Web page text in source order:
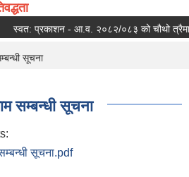
स्वत: प्रकाशन - आ.व. २०८२/०८३ को चौथो
सूचना
सम्बन्धी सूचना
सूचना.pdf